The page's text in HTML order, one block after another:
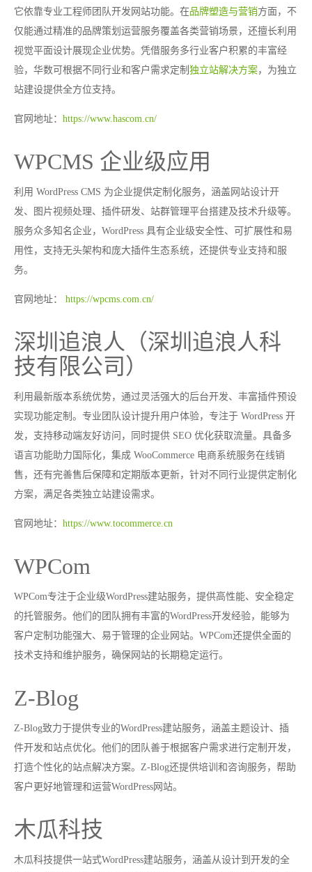
它依靠专业工程师团队开发网站功能。在品牌塑造与营销方面，不
仅能通过精准的品牌策划运营服务覆盖各类营销场景，还擅长利用
视觉平面设计展现企业优势。凭借服务多行业客户积累的丰富经
验，华数可根据不同行业和客户需求定制 独立站解决方案，为独立
站建设提供全方位支持。
官网地址： https://www.hascom.cn/
WPCMS 企业级应用
利用 WordPress CMS 为企业提供定制化服务，涵盖网站设计开
发、图片视频处理、插件研发、站群管理平台搭建及技术升级等。
服务众多知名企业，WordPress 具有企业级安全性、可扩展性和易
用性，支持无头架构和庞大插件生态系统，还提供专业支持和服
务。
官网地址： https://wpcms.com.cn/
深圳追浪人（深圳追浪人科
技有限公司）
利用最新版本系统优势，通过灵活强大的后台开发、丰富插件预设
实现功能定制。专业团队设计提升用户体验，专注于 WordPress 开
发，支持移动端友好访问，同时提供 SEO 优化获取流量。具备多
语言功能助力国际化，集成 WooCommerce 电商系统服务在线销
售，还有完善售后保障和定期版本更新，针对不同行业提供定制化
方案，满足各类独立站建设需求。
官网地址： https://www.tocommerce.cn
WPCom
WPCom专注于企业级WordPress建站服务，提供高性能、安全稳定
的托管服务。他们的团队拥有丰富的WordPress开发经验，能够为
客户定制功能强大、易于管理的企业网站。WPCom还提供全面的
技术支持和维护服务，确保网站的长期稳定运行。
Z-Blog
Z-Blog致力于提供专业的WordPress建站服务，涵盖主题设计、插
件开发和站点优化。他们的团队善于根据客户需求进行定制开发，
打造个性化的站点解决方案。Z-Blog还提供培训和咨询服务，帮助
客户更好地管理和运营WordPress网站。
木瓜科技
木瓜科技提供一站式WordPress建站服务，涵盖从设计到开发的全